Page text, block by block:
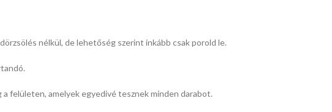
nélkül, de lehetőség szerint inkább csak porold le.
felületen, amelyek egyedivé tesznek minden darabot.